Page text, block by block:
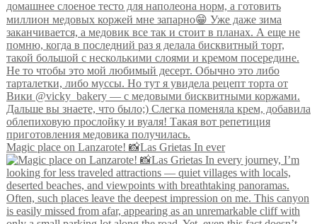
Magic place on Lanzarote! 📸Las Grietas In ever